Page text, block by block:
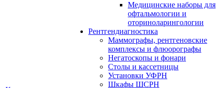
Медицинские наборы для
офтальмологии и
оториноларингологии
Рентгендиагностика
Маммографы, рентгеновские
комплексы и флюорографы
Негатоскопы и фонари
Столы и кассетницы
Установки УФРН
Шкафы ШСРН